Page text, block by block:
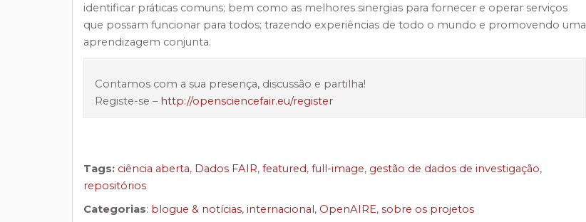
identificar práticas comuns; bem como as melhores sinergias para fornecer e operar serviços
que possam funcionar para todos; trazendo experiências de todo o mundo e promovendo uma
aprendizagem conjunta.
Contamos com a sua presença, discussão e partilha!
Registe-se – http://opensciencefair.eu/register
Tags: ciência aberta, Dados FAIR, featured, full-image, gestão de dados de investigação,
repositórios
Categorias: blogue & notícias, internacional, OpenAIRE, sobre os projetos